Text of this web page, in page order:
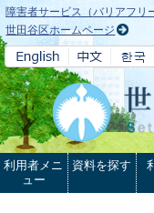
本文へ
障害者サービス（バリアフリ
世田谷区ホームページ
利用者メニ
ュー
資料を探す